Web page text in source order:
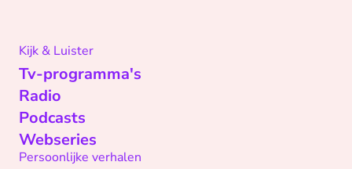
Kijk & Luister
Tv-programma's
Radio
Podcasts
Webseries
Persoonlijke verhalen